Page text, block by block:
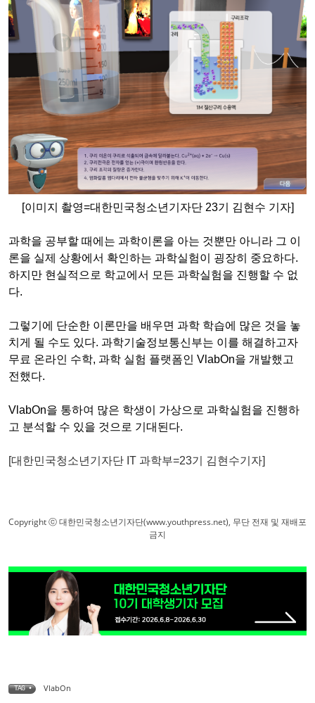
[이미지 촬영=대한민국청소년기자단 23기 김현수 기자]
과학을 공부할 때에는 과학이론을 아는 것뿐만 아니라 그 이
론을 실제 상황에서 확인하는 과학실험이 굉장히 중요하다.
하지만 현실적으로 학교에서 모든 과학실험을 진행할 수 없
다.
그렇기에 단순한 이론만을 배우면 과학 학습에 많은 것을 놓
치게 될 수도 있다. 과학기술정보통신부는 이를 해결하고자
무료 온라인 수학, 과학 실험 플랫폼인 VlabOn을 개발했고
전했다.
VlabOn을 통하여 많은 학생이 가상으로 과학실험을 진행하
고 분석할 수 있을 것으로 기대된다.
[대한민국청소년기자단 IT 과학부=23기 김현수기자]
Copyright ⓒ 대한민국청소년기자단(www.youthpress.net), 무단 전재 및 재배포
금지
TAG • VlabOn